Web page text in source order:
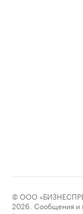
© ООО
2026. Сообщения и